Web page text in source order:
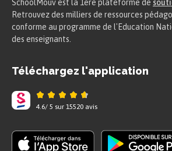
SchoolMouv est la 1ere plateforme de
Retrouvez des milliers de ressources
conforme au programme de l'Education
des enseignants.
Téléchargez l'application
4.6/ 5 sur 15520 avis